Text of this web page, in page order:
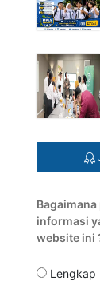
informasi
website ini
Lengkap